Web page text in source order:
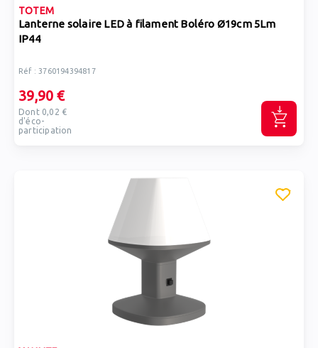
TOTEM
Lanterne solaire LED à filament Boléro Ø19cm 5Lm
IP44
Réf : 3760194394817
39,90 €
Dont 0,02 €
d'éco-
participation